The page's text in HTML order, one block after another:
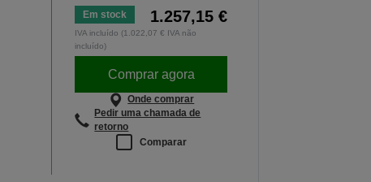
Em stock 1.257,15 €
IVA incluído (1.022,07 € IVA não
incluído)
Comprar agora
Onde comprar
Pedir uma chamada de
retorno
Comparar